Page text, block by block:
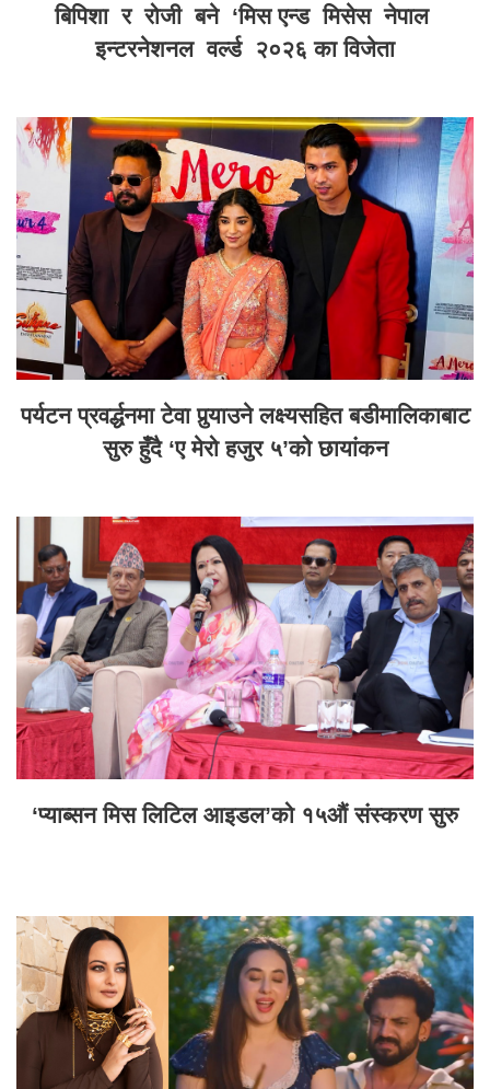
बिपिशा र रोजी बने ‘मिस एन्ड मिसेस नेपाल
इन्टरनेशनल वर्ल्ड २०२६ का विजेता
पर्यटन प्रवर्द्धनमा टेवा पुर्‍याउने लक्ष्यसहित बडीमालिकाबाट
सुरु हुँदै ‘ए मेरो हजुर ५’को छायांकन
‘प्याब्सन मिस लिटिल आइडल’को १५औं संस्करण सुरु